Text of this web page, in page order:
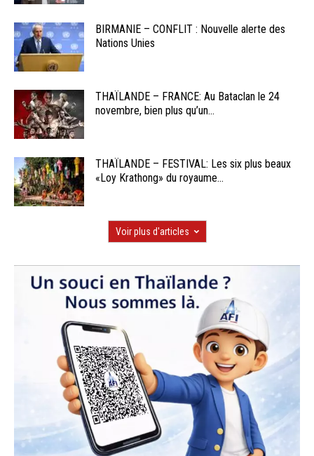
BIRMANIE – CONFLIT : Nouvelle alerte des
Nations Unies
THAÏLANDE – FRANCE: Au Bataclan le 24
novembre, bien plus qu’un...
THAÏLANDE – FESTIVAL: Les six plus beaux
«Loy Krathong» du royaume...
Voir plus d'articles